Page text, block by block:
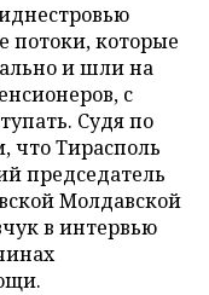
которые
и шли на
с
Судя по
что Тирасполь
председатель
Молдавской
в интервью